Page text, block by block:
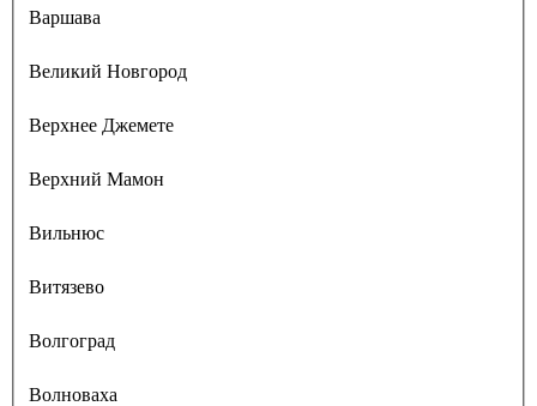
Варшава
Великий Новгород
Верхнее Джемете
Верхний Мамон
Вильнюс
Витязево
Волгоград
Волноваха